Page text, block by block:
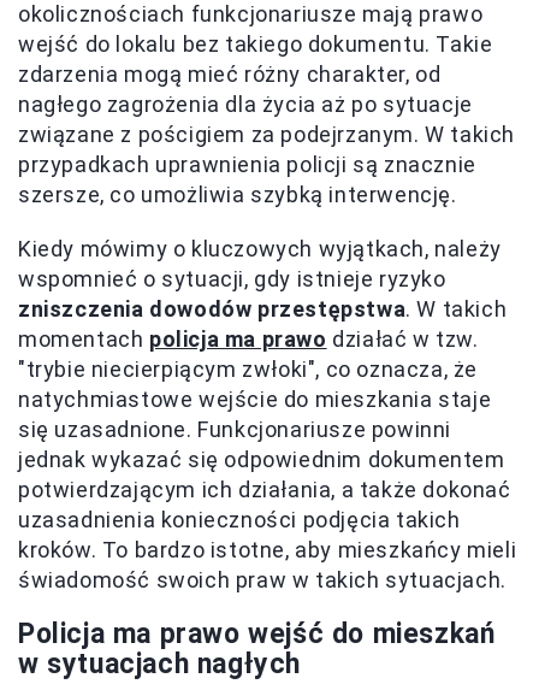
okolicznościach funkcjonariusze mają prawo
wejść do lokalu bez takiego dokumentu. Takie
zdarzenia mogą mieć różny charakter, od
nagłego zagrożenia dla życia aż po sytuacje
związane z pościgiem za podejrzanym. W takich
przypadkach uprawnienia policji są znacznie
szersze, co umożliwia szybką interwencję.
Kiedy mówimy o kluczowych wyjątkach, należy
wspomnieć o sytuacji, gdy istnieje ryzyko
zniszczenia dowodów przestępstwa. W takich
momentach policja ma prawo działać w tzw.
"trybie niecierpiącym zwłoki", co oznacza, że
natychmiastowe wejście do mieszkania staje
się uzasadnione. Funkcjonariusze powinni
jednak wykazać się odpowiednim dokumentem
potwierdzającym ich działania, a także dokonać
uzasadnienia konieczności podjęcia takich
kroków. To bardzo istotne, aby mieszkańcy mieli
świadomość swoich praw w takich sytuacjach.
Policja ma prawo wejść do mieszkań
w sytuacjach nagłych